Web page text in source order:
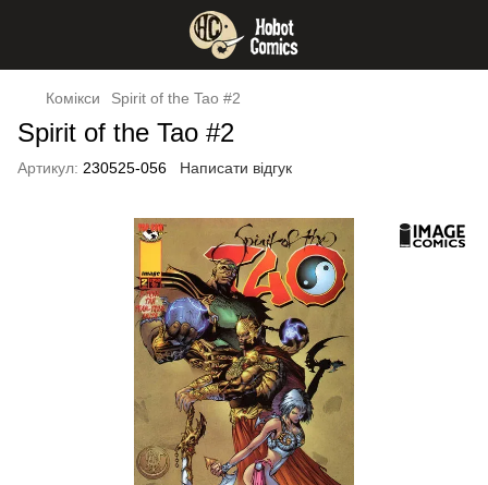
Комікси Spirit of the Tao #2
Spirit of the Tao #2
Артикул: 230525-056 Написати відгук